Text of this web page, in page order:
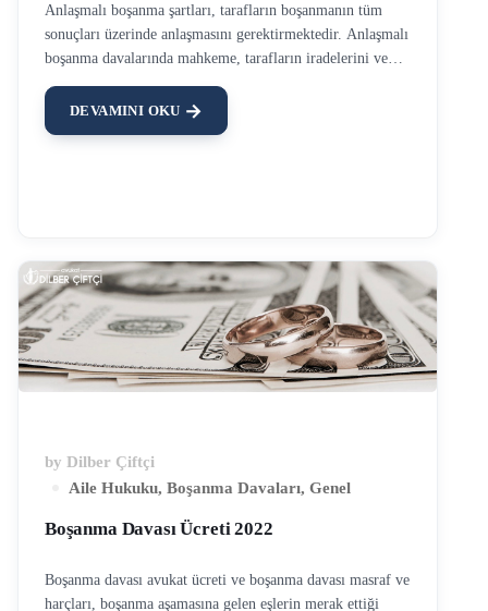
Anlaşmalı boşanma şartları, tarafların boşanmanın tüm
sonuçları üzerinde anlaşmasını gerektirmektedir. Anlaşmalı
boşanma davalarında mahkeme, tarafların iradelerini ve
Boşanma davaları çekişmeli boşanma davası ve anlaşmalı
boşanma davası olarak açılabilir. Çekişmeli boşanma
davaları hakkında doğru bilinenler ve yanlış bilinenler
vardır. Bu yazımızda anlaşmalı boşanma davası ile ilgili
merak edilen konulara yer verilmiştir. Anlaşmalı boşanma
davalarında da mutlaka uzman boşanma avukatından
hukuki yardım …
DEVAMINI OKU
by Dilber Çiftçi
Aile Hukuku, Boşanma Davaları, Genel
Boşanma Davası Ücreti 2022
Boşanma davası avukat ücreti ve boşanma davası masraf ve
harçları, boşanma aşamasına gelen eşlerin merak ettiği